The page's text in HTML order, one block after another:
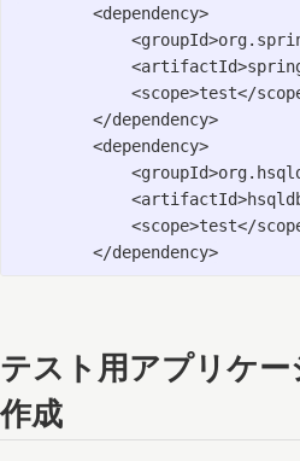
        <dependency>
<scope>test</
        </dependency>
        <dependency>
<scope>test</
テスト用アプリケ
作成